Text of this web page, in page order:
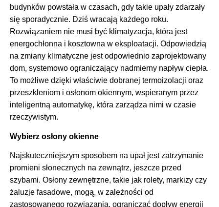
budynków powstała w czasach, gdy takie upały zdarzały
się sporadycznie. Dziś wracają każdego roku.
Rozwiązaniem nie musi być klimatyzacja, która jest
energochłonna i kosztowna w eksploatacji. Odpowiedzią
na zmiany klimatyczne jest odpowiednio zaprojektowany
dom, systemowo ograniczający nadmierny napływ ciepła.
To możliwe dzięki właściwie dobranej termoizolacji oraz
przeszkleniom i osłonom okiennym, wspieranym przez
inteligentną automatykę, która zarządza nimi w czasie
rzeczywistym.
Wybierz osłony okienne
Najskuteczniejszym sposobem na upał jest zatrzymanie
promieni słonecznych na zewnątrz, jeszcze przed
szybami. Osłony zewnętrzne, takie jak rolety, markizy czy
żaluzje fasadowe, mogą, w zależności od
zastosowanego rozwiązania, ograniczać dopływ energii